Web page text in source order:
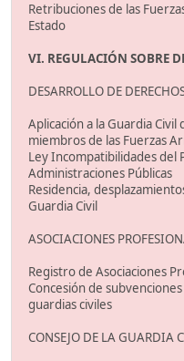
Retribuciones de las
Estado
VI. REGULACIÓN SOBRE
DESARROLLO DE
Aplicación a la Guardia
miembros de las Fuerzas
Ley Incompatibilidades del
Administraciones Públicas
Residencia,
Guardia Civil
ASOCIACIONES
Registro de Asociaciones
Concesión de
guardias civiles
CONSEJO DE LA GUARDIA